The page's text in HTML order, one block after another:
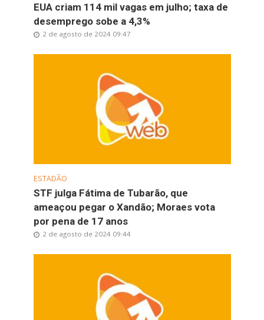
EUA criam 114 mil vagas em julho; taxa de
desemprego sobe a 4,3%
2 de agosto de 2024 09:47
ESTADÃO
STF julga Fátima de Tubarão, que
ameaçou pegar o Xandão; Moraes vota
por pena de 17 anos
2 de agosto de 2024 09:44